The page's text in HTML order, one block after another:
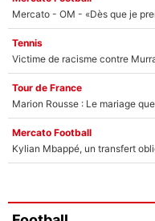
Tennis
Tour de France
Marion Rousse : Le mariage
Mercato Football
Kylian Mbappé, un transfert